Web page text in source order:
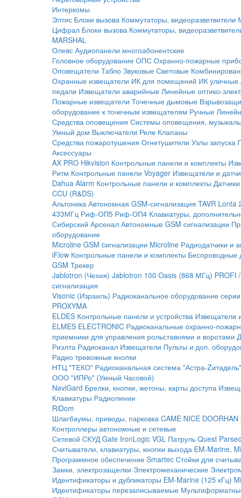
Интеркомы
Элтис Блоки вызова Коммутаторы, видеоразветвители
Цифрал Блоки вызова Коммутаторы,
MARSHAL
Олевс Аудиопанели многоабонентские
Головное оборудование ОПС Охранно-пожарные
Оповещатели Табло Звуковые Световые
Охранные извещатели ИК для помещений ИК уличные
педали Извещатели аварийные Линейные оптико-
Пожарные извещатели Точечные дымовые
оборудование к точечным извещателям Ручные
Средства оповещения Системы оповещения,
Умный дом Выключатели Реле Клапаны
Средства пожаротушения Огнетушители Узлы запуска
Аксессуары
AX PRO Hikvision Контрольные панели и комплекты
Ритм Контрольные панели Voyager Извещатели и
Dahua Alarm Контрольные панели и комплекты Датчики
CCU (R&DS)
Альтоника Автономная GSM-сигнализация TAVR Lonta
433МГц Риф-ОП5 Риф-ОП4 Клавиатуры,
Сибирский Арсенал Автономные GSM сигнализации
оборудование
Microline GSM cигнализации Microline Радиодатчики и
iFlow Контрольные панели и комплекты Беспроводные
GSM Трекер
Jablotron (Чехия) Jablotron 100 Oasis (868 МГц) PROFI
сигнализация
Visonic (Израиль) Радиоканальное оборудование
PROXYMA
ELDES Контрольные панели и устройства Извещатели
ELMES ELECTRONIC Радиоканальные охранно-
приемники для управления рольставнями и воротами
Риэлта Радиоканал Извещатели Пульты и доп.
Радио тревожные кнопки
НТЦ "ТЕКО" Радиоканальная система "Астра-Zитадель"
ООО "ИПРо" (Умный Часовой)
NaviGard Брелки, кнопки, жетоны, карты доступа
Клавиатуры Радиолинии
RiDom
Шлагбаумы, приводы, парковка CAME NICE DOORHAN
Контроллеры автономные и сетевые
Сетевой СКУД Gate IronLogic VGL Патруль Quest Parsec
Считыватели, клавиатуры, кнопки выхода EM-Marine,
Программное обеспечение Smartec Стойки для
Замки, электрозащелки Электромеханические
Идентификаторы и дубликаторы EM-Marine (125 кГц)
Идентификаторы перезаписываемые